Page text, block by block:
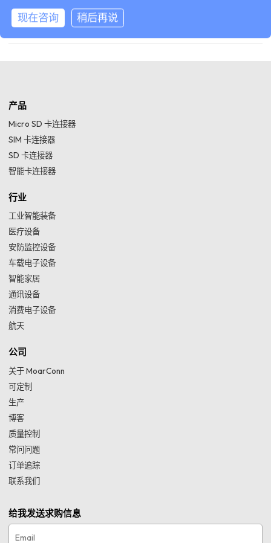
智能卡 卡座连接器
产品
Micro SD 卡连接器
SIM 卡连接器
SD 卡连接器
智能卡连接器
行业
工业智能装备
医疗设备
安防监控设备
车载电子设备
智能家居
通讯设备
消费电子设备
航天
公司
关于 MoarConn
可定制
生产
博客
质量控制
常问问题
订单追踪
联系我们
给我发送求购信息
现在咨询 稍后再说